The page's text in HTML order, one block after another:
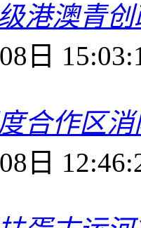
港澳青
日
合作区
日